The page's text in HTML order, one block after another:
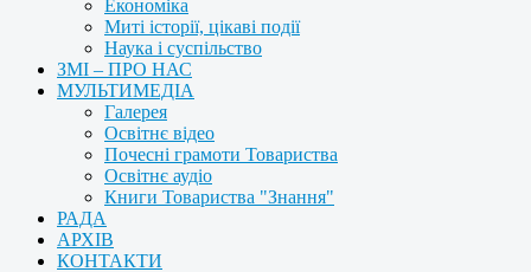
Економіка
Миті історії, цікаві події
Наука і суспільство
ЗМІ – ПРО НАС
МУЛЬТИМЕДІА
Галерея
Освітнє відео
Почесні грамоти Товариства
Освітнє аудіо
Книги Товариства "Знання"
РАДА
АРХІВ
КОНТАКТИ